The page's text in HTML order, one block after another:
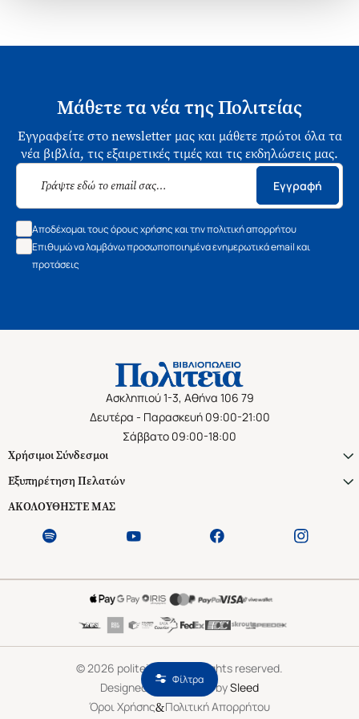
συγγράψει και δημοσιεύσει επιστημονικές εργασίες.
Εκπαίδευση.
Φίλτρα
Μάθετε τα νέα της Πολιτείας
Εγγραφείτε στο newsletter μας και μάθετε πρώτοι όλα τα
νέα βιβλία, τις εξαιρετικές τιμές και τις εκδηλώσεις μας.
Εγγραφή
Αποδέχομαι τους όρους χρήσης και την πολιτική απορρήτου
Επιθυμώ να λαμβάνω προσωποποιημένα ενημερωτικά email και
προτάσεις
Ασκληπιού 1-3, Αθήνα 106 79
Δευτέρα - Παρασκευή 09:00-21:00
Σάββατο 09:00-18:00
Χρήσιμοι Σύνδεσμοι
Εξυπηρέτηση Πελατών
ΑΚΟΛΟΥΘΗΣΤΕ ΜΑΣ
©2026 politeianet.gr All rights reserved.
Designed & Developed bySleed
Όροι Χρήσης&Πολιτική Απορρήτου